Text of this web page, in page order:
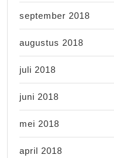
september 2018
augustus 2018
juli 2018
juni 2018
mei 2018
april 2018